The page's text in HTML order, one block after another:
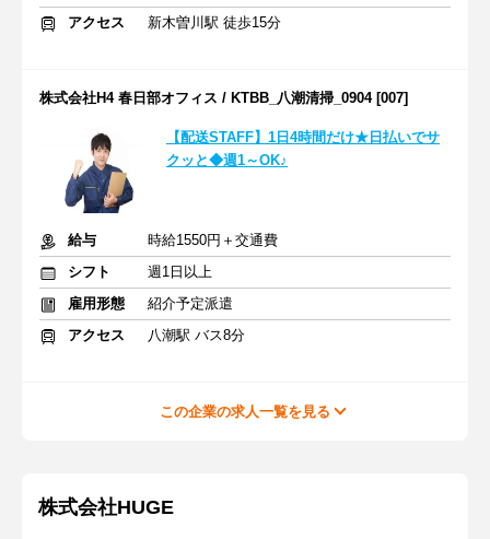
アクセス
新木曽川駅 徒歩15分
株式会社H4 春日部オフィス / KTBB_八潮清掃_0904 [007]
【配送STAFF】1日4時間だけ★日払いでサ
クッと◆週1～OK♪
給与
時給1550円＋交通費
シフト
週1日以上
雇用形態
紹介予定派遣
アクセス
八潮駅 バス8分
この企業の求人一覧を見る
株式会社HUGE